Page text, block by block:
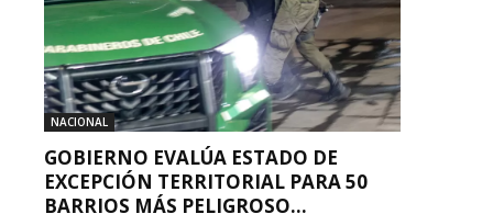
NACIONAL
GOBIERNO EVALÚA ESTADO DE
EXCEPCIÓN TERRITORIAL PARA 50
BARRIOS MÁS PELIGROSO...